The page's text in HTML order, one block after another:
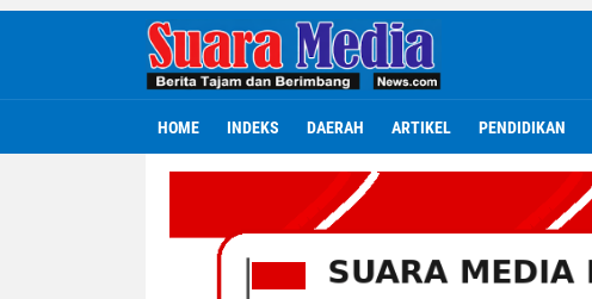
HOME INDEKS DAERAH ARTIKEL PENDIDIKAN